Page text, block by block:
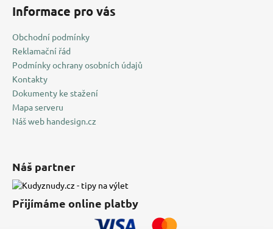
Informace pro vás
Obchodní podmínky
Reklamační řád
Podmínky ochrany osobních údajů
Kontakty
Dokumenty ke stažení
Mapa serveru
Náš web handesign.cz
Náš partner
Přijímáme online platby